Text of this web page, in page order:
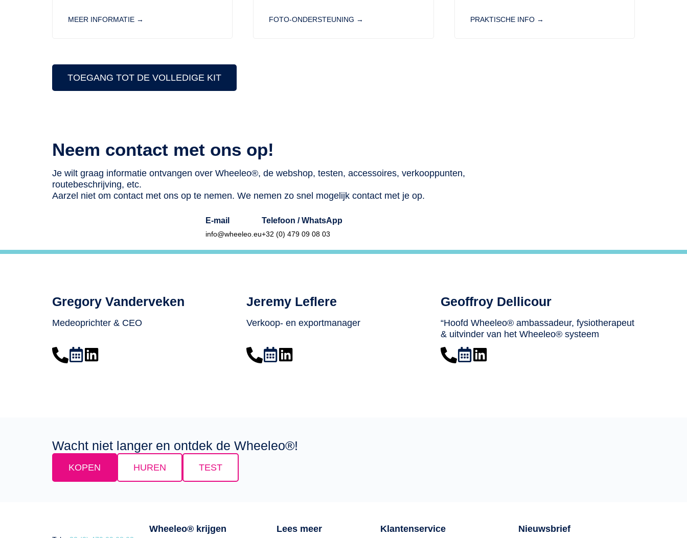
MEER INFORMATIE → FOTO-ONDERSTEUNING → PRAKTISCHE INFO →
TOEGANG TOT DE VOLLEDIGE KIT
Neem contact met ons op!
Je wilt graag informatie ontvangen over Wheeleo®, de webshop, testen, accessoires, verkooppunten,
routebeschrijving, etc.
Aarzel niet om contact met ons op te nemen. We nemen zo snel mogelijk contact met je op.
E-mail
info@wheeleo.eu
Telefoon / WhatsApp
+32 (0) 479 09 08 03
Gregory Vanderveken
Medeoprichter & CEO
Jeremy Leflere
Verkoop- en exportmanager
Geoffroy Dellicour
“Hoofd Wheeleo® ambassadeur, fysiotherapeut
& uitvinder van het Wheeleo® systeem
Wacht niet langer en ontdek de Wheeleo®!
KOPEN HUREN TEST
Wheeleo® krijgen Lees meer Klantenservice Nieuwsbrief